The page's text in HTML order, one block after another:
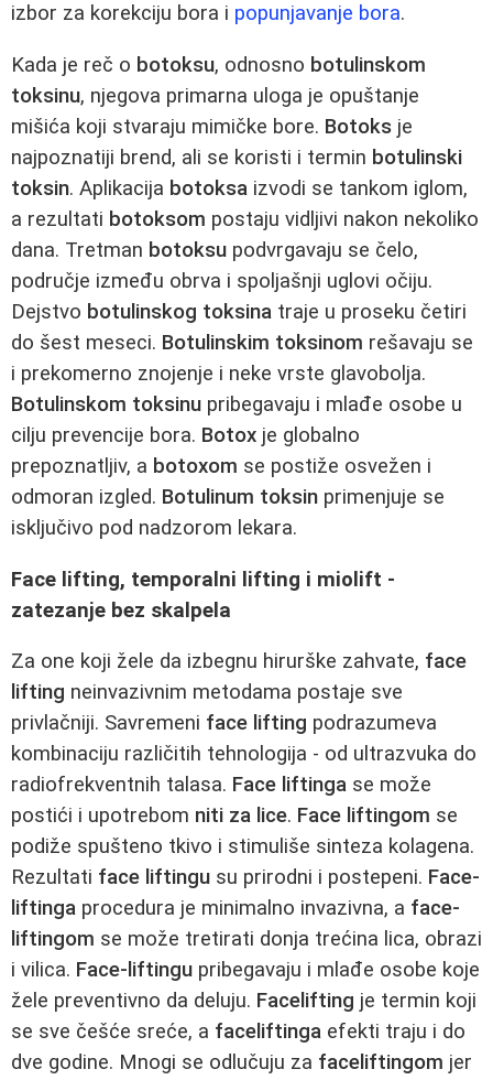
izbor za korekciju bora i popunjavanje bora.
Kada je reč o botoksu, odnosno botulinskom
toksinu, njegova primarna uloga je opuštanje
mišića koji stvaraju mimičke bore. Botoks je
najpoznatiji brend, ali se koristi i termin botulinski
toksin. Aplikacija botoksa izvodi se tankom iglom,
a rezultati botoksom postaju vidljivi nakon nekoliko
dana. Tretman botoksu podvrgavaju se čelo,
područje između obrva i spoljašnji uglovi očiju.
Dejstvo botulinskog toksina traje u proseku četiri
do šest meseci. Botulinskim toksinom rešavaju se
i prekomerno znojenje i neke vrste glavobolja.
Botulinskom toksinu pribegavaju i mlađe osobe u
cilju prevencije bora. Botox je globalno
prepoznatljiv, a botoxom se postiže osvežen i
odmoran izgled. Botulinum toksin primenjuje se
isključivo pod nadzorom lekara.
Face lifting, temporalni lifting i miolift -
zatezanje bez skalpela
Za one koji žele da izbegnu hirurške zahvate, face
lifting neinvazivnim metodama postaje sve
privlačniji. Savremeni face lifting podrazumeva
kombinaciju različitih tehnologija - od ultrazvuka do
radiofrekventnih talasa. Face liftinga se može
postići i upotrebom niti za lice. Face liftingom se
podiže spušteno tkivo i stimuliše sinteza kolagena.
Rezultati face liftingu su prirodni i postepeni. Face-
liftinga procedura je minimalno invazivna, a face-
liftingom se može tretirati donja trećina lica, obrazi
i vilica. Face-liftingu pribegavaju i mlađe osobe koje
žele preventivno da deluju. Facelifting je termin koji
se sve češće sreće, a faceliftinga efekti traju i do
dve godine. Mnogi se odlučuju za faceliftingom jer